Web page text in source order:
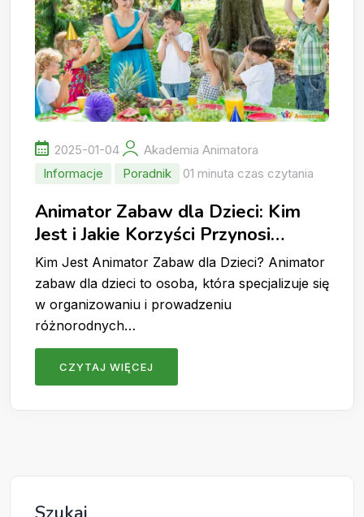
2025-01-04
Akademia Animatora
Informacje
Poradnik 01 minuta czas czytania
Animator Zabaw dla Dzieci: Kim
Jest i Jakie Korzyści Przynosi
zaproszenie Animatora dla Dzieci
na Imprezę?
Kim Jest Animator Zabaw dla Dzieci? Animator
zabaw dla dzieci to osoba, która specjalizuje się
w organizowaniu i prowadzeniu
różnorodnych…
CZYTAJ WIĘCEJ